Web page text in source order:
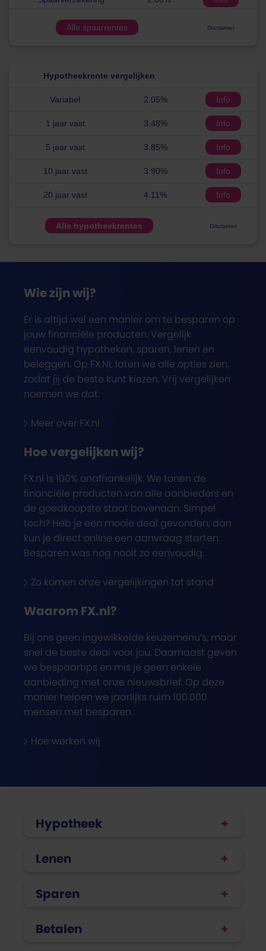
Alle spaarrentes Disclaimer
Hypotheekrente vergelijken
Variabel 2.05% Info
1 jaar vast 3.48% Info
5 jaar vast 3.85% Info
10 jaar vast 3.90% Info
20 jaar vast 4.11% Info
Alle hypotheekrentes Disclaimer
Wie zijn wij?
Er is altijd wel een manier om te besparen op
jouw financiële producten. Vergelijk
eenvoudig hypotheken, sparen, lenen en
beleggen. Op FX.NL laten we alle opties zien,
zodat jij de beste kunt kiezen. Vrij vergelijken
noemen we dat.
Meer over FX.nl
Hoe vergelijken wij?
FX.nl is 100% onafhankelijk. We tonen de
financiële producten van alle aanbieders en
de goedkoopste staat bovenaan. Simpel
toch? Heb je een mooie deal gevonden, dan
kun je direct online een aanvraag starten.
Besparen was nog nooit zo eenvoudig.
Zo komen onze vergelijkingen tot stand
Waarom FX.nl?
Bij ons geen ingewikkelde keuzemenu’s, maar
snel de beste deal voor jou. Daarnaast geven
we bespaartips en mis je geen enkele
aanbieding met onze nieuwsbrief. Op deze
manier helpen we jaarlijks ruim 100.000
mensen met besparen.
Hoe werken wij
Hypotheek
Lenen
Sparen
Betalen